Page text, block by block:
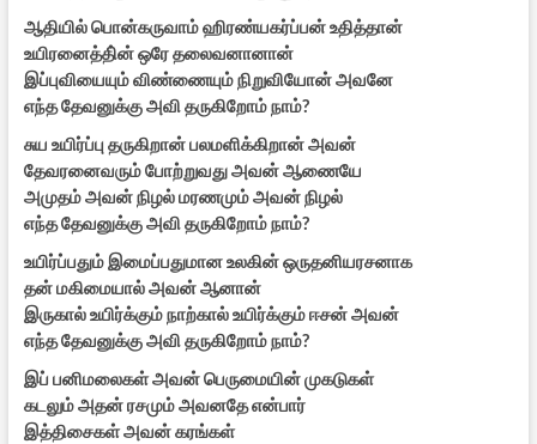
ஆதியில் பொன்கருவாம் ஹிரண்யகர்ப்பன் உதித்தான்
உயிரனைத்தி்ன் ஒரே தலைவனானான்
இப்புவியையும் விண்ணையும் நிறுவியோன் அவனே
எந்த தேவனுக்கு அவி தருகிறோம் நாம்?
சுய உயிர்ப்பு தருகிறான் பலமளிக்கிறான் அவன்
தேவரனைவரும் போற்றுவது அவன் ஆணையே
அமுதம் அவன் நிழல் மரணமும் அவன் நிழல்
எந்த தேவனுக்கு அவி தருகிறோம் நாம்?
உயிர்ப்பதும் இமைப்பதுமான உலகின் ஒருதனியரசனாக
தன் மகிமையால் அவன் ஆனான்
இருகால் உயிர்க்கும் நாற்கால் உயிர்க்கும் ஈசன் அவன்
எந்த தேவனுக்கு அவி தருகிறோம் நாம்?
இப் பனிமலைகள் அவன் பெருமையின் முகடுகள்
கடலும் அதன் ரசமும் அவனதே என்பார்
இத்திசைகள் அவன் கரங்கள்